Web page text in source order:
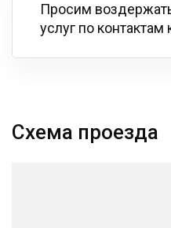
Просим
услуг по контактам
Схема проезда